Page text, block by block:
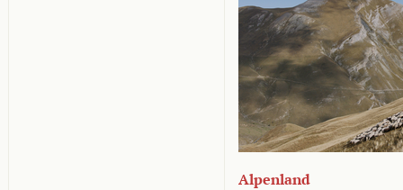
Alpenland